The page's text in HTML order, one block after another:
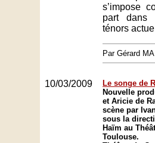
s’impose
part dans
ténors
Par Gérard
10/03/2009
Le songe de
Nouvelle
et Aricie de
scène par
sous la
Haïm au
Toulouse.